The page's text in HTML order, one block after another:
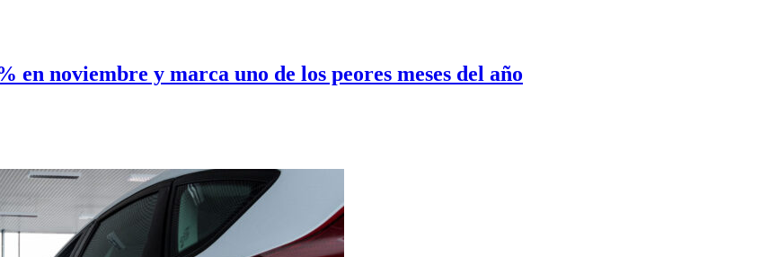
noviembre y marca uno de los peores meses del año